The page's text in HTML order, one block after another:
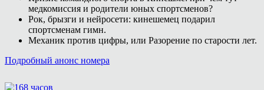
медкомиссия и родители юных спортсменов?
Рок, брызги и нейросети: кинешемец подарил
спортсменам гимн.
Механик против цифры, или Разорение по старости лет.
Подробный анонс номера